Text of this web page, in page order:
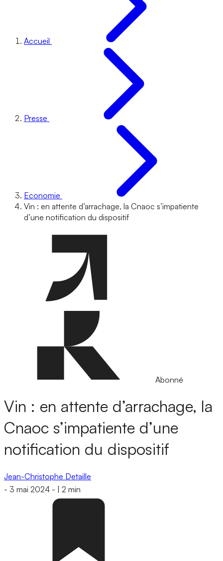
Accueil
Presse
Economie
Vin : en attente d’arrachage, la Cnaoc s’impatiente
d’une notification du dispositif
Abonné
Vin : en attente d’arrachage, la
Cnaoc s’impatiente d’une
notification du dispositif
Jean-Christophe Detaille
- 3 mai 2024 - 2 min